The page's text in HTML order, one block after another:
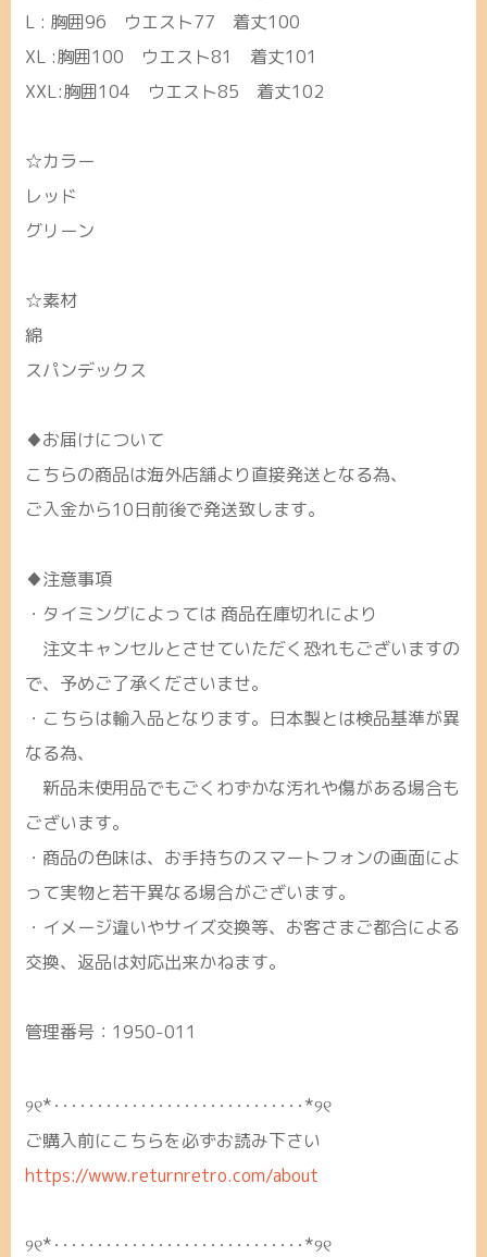
L : 胸囲96 ウエスト77 着丈100
XL :胸囲100 ウエスト81 着丈101
XXL:胸囲104 ウエスト85 着丈102
☆カラー
レッド
グリーン
☆素材
綿
スパンデックス
♦お届けについて
こちらの商品は海外店舗より直接発送となる為、
ご入金から10日前後で発送致します。
♦注意事項
・タイミングによっては 商品在庫切れにより
注文キャンセルとさせていただく恐れもございますの
で、予めご了承くださいませ。
・こちらは輸入品となります。日本製とは検品基準が異
なる為、
新品未使用品でもごくわずかな汚れや傷がある場合も
ございます。
・商品の色味は、お手持ちのスマートフォンの画面によ
って実物と若干異なる場合がございます。
・イメージ違いやサイズ交換等、お客さまご都合による
交換、返品は対応出来かねます。
管理番号：1950-011
୨୧*･････････････････････････････*୨୧
ご購入前にこちらを必ずお読み下さい
https://www.returnretro.com/about
୨୧*･････････････････････････････*୨୧